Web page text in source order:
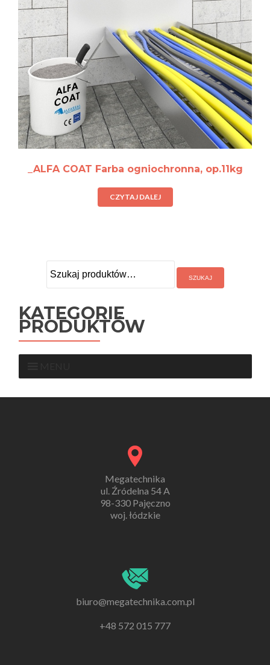
_ALFA COAT Farba ogniochronna, op.11kg
CZYTAJ DALEJ
KATEGORIE
PRODUKTÓW
Megatechnika
ul. Źródelna 54 A
98-330 Pajęczno
woj. łódzkie
biuro@megatechnika.com.pl
+48 572 015 777